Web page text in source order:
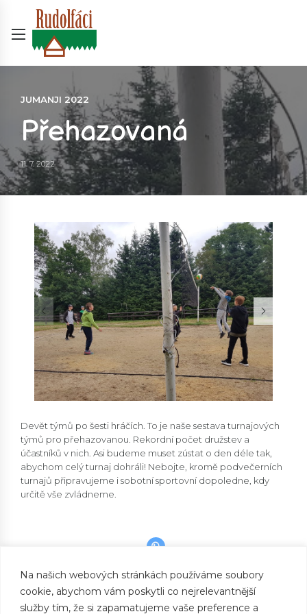
Na našich webových stránkách používáme soubory
cookie, abychom vám poskytli co nejrelevantnější
služby tím, že si zapamatujeme vaše preference a
JUMANJI 2022
Přehazovaná
11. 7. 2022
Devět týmů po šesti hráčích. To je naše sestava turnajových
týmů pro přehazovanou. Rekordní počet družstev a
účastníků v nich. Asi budeme muset zústat o den déle tak,
abychom celý turnaj dohráli! Nebojte, kromě podvečerních
turnajů připravujeme i sobotní sportovní dopoledne, kdy
určitě vše zvládneme.
PREVIOUS
Delekohledy